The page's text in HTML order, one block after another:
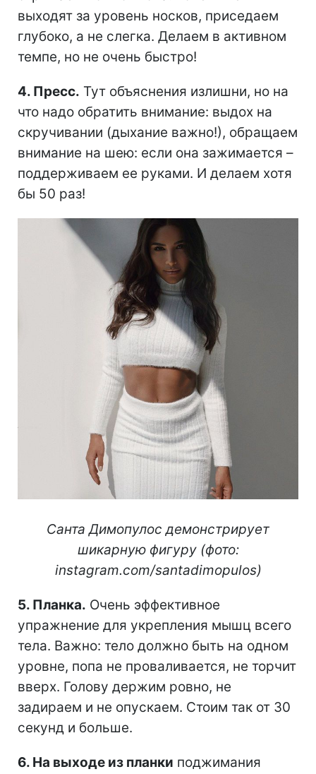
выходят за уровень носков, приседаем
глубоко, а не слегка. Делаем в активном
темпе, но не очень быстро!
4. Пресс. Тут объяснения излишни, но на
что надо обратить внимание: выдох на
скручивании (дыхание важно!), обращаем
внимание на шею: если она зажимается –
поддерживаем ее руками. И делаем хотя
бы 50 раз!
Санта Димопулос демонстрирует
шикарную фигуру (фото:
instagram.com/santadimopulos)
5. Планка. Очень эффективное
упражнение для укрепления мышц всего
тела. Важно: тело должно быть на одном
уровне, попа не проваливается, не торчит
вверх. Голову держим ровно, не
задираем и не опускаем. Стоим так от 30
секунд и больше.
6. На выходе из планки поджимания